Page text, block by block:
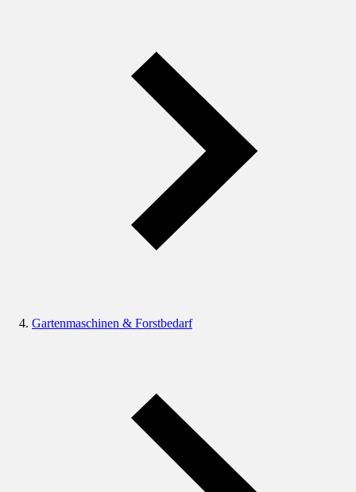
Gartenmaschinen & Forstbedarf